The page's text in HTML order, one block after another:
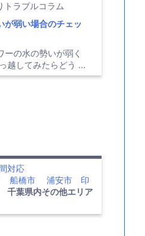
トラブルコラム
が弱い場合のチェッ
ーの水の勢いが弱く
越してみたらどう ...
対応
船橋市 浦安市
印
千葉県内その他エリア